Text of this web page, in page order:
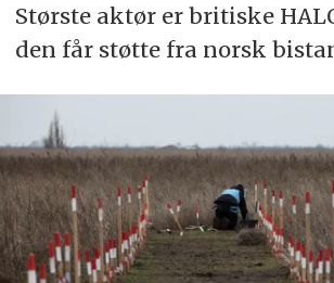
Største aktør er britiske
den får støtte fra norsk